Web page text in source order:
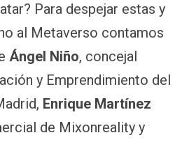
Para despejar estas y
al Metaverso contamos
Ángel Niño, concejal
y Emprendimiento del
Enrique Martínez
de Mixonreality y